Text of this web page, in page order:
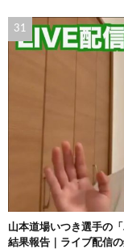
山本道場いつき選手の
結果報告｜ライブ配信